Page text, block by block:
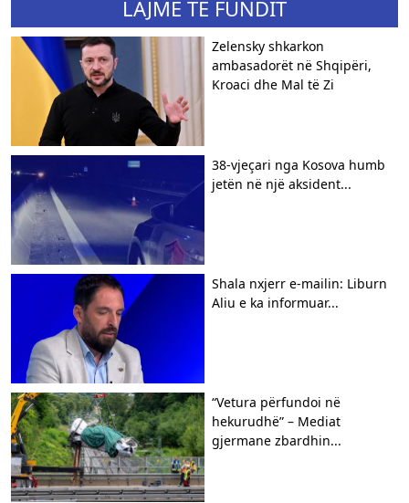
LAJME TË FUNDIT
Zelensky shkarkon
ambasadorët në Shqipëri,
Kroaci dhe Mal të Zi
38-vjeçari nga Kosova humb
jetën në një aksident...
Shala nxjerr e-mailin: Liburn
Aliu e ka informuar...
“Vetura përfundoi në
hekurudhë” – Mediat
gjermane zbardhin...